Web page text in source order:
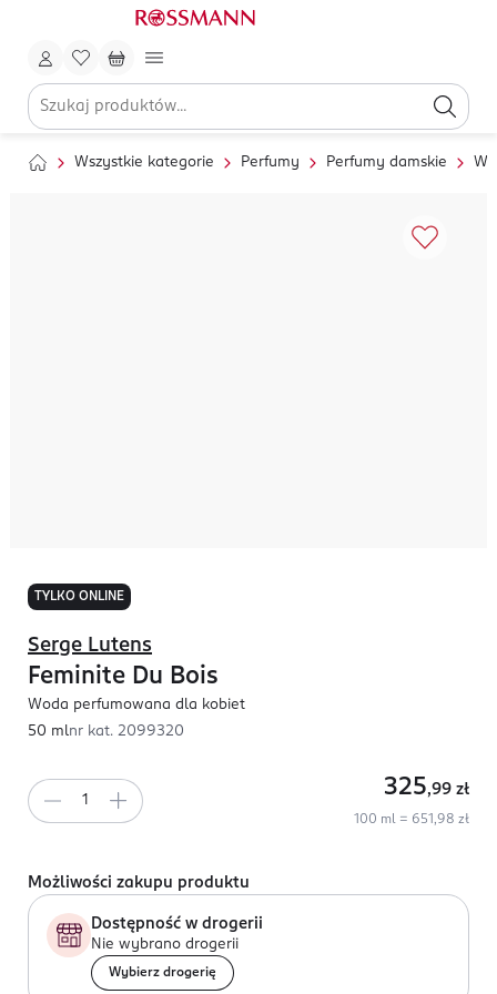
Wszystkie kategorie Perfumy Perfumy damskie
TYLKO ONLINE
Serge Lutens
Feminite Du Bois
Woda perfumowana dla kobiet
50 mlnr kat. 2099320
325,99 zł
100 ml = 651,98 zł
Możliwości zakupu produktu
Dostępność w drogerii
Nie wybrano drogerii
Wybierz drogerię